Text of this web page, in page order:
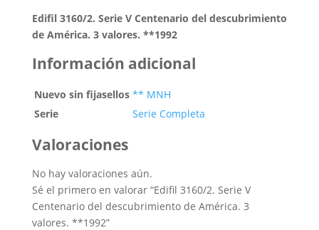
Edifil 3160/2. Serie V Centenario del descubrimiento
de América. 3 valores. **1992
Información adicional
Nuevo sin fijasellos ** MNH
Serie
Serie Completa
Valoraciones
No hay valoraciones aún.
Sé el primero en valorar “Edifil 3160/2. Serie V
Centenario del descubrimiento de América. 3
valores. **1992”